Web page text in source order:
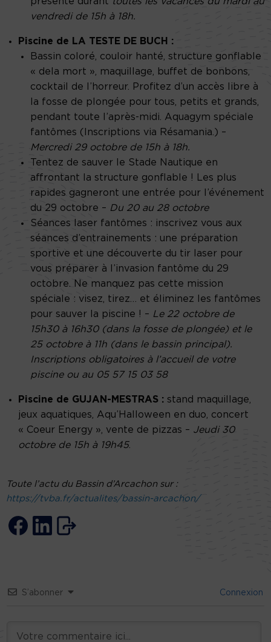
vendredi de 15h à 18h.
Piscine de LA TESTE DE BUCH :
Bassin coloré, couloir hanté, structure gonflable
« dela mort », maquillage, buffet de bonbons,
cocktail de l’horreur. Profitez d’un accès libre à
la fosse de plongée pour tous, petits et grands,
pendant toute l’après-midi. Aquagym spéciale
fantômes (Inscriptions via Résamania.) –
Mercredi 29 octobre de 15h à 18h.
Tentez de sauver le Stade Nautique en
affrontant la structure gonflable ! Les plus
rapides gagneront une entrée pour l’événement
du 29 octobre – Du 20 au 28 octobre
Séances laser fantômes : inscrivez vous aux
séances d’entrainements : une préparation
sportive et une découverte du tir laser pour
vous préparer à l’invasion fantôme du 29
octobre. Ne manquez pas cette mission
spéciale : visez, tirez… et éliminez les fantômes
pour sauver la piscine ! – Le 22 octobre de
15h30 à 16h30 (dans la fosse de plongée) et le
25 octobre à 11h (dans le bassin principal).
Inscriptions obligatoires à l’accueil de votre
piscine ou au 05 57 15 03 58
Piscine de GUJAN-MESTRAS : stand maquillage,
jeux aquatiques, Aqu’Halloween en duo, concert
« Coeur Energy », vente de pizzas – Jeudi 30
octobre de 15h à 19h45.
Toute l’actu du Bassin d’Arcachon sur :
https://tvba.fr/actualites/bassin-arcachon/
S’abonner Connexion